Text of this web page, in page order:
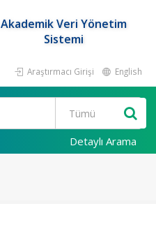
Akademik Veri Yönetim
Sistemi
Araştırmacı Girişi English
Detaylı Arama